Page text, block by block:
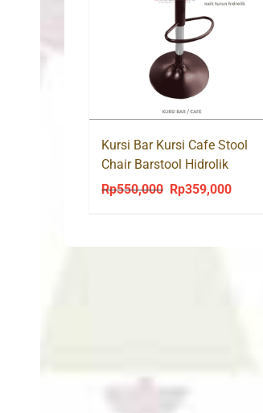
Kursi Bar Kursi Cafe Stool
Chair Barstool Hidrolik
Deluxe + Jok
Rp550,000
Original
Rp359,000Current